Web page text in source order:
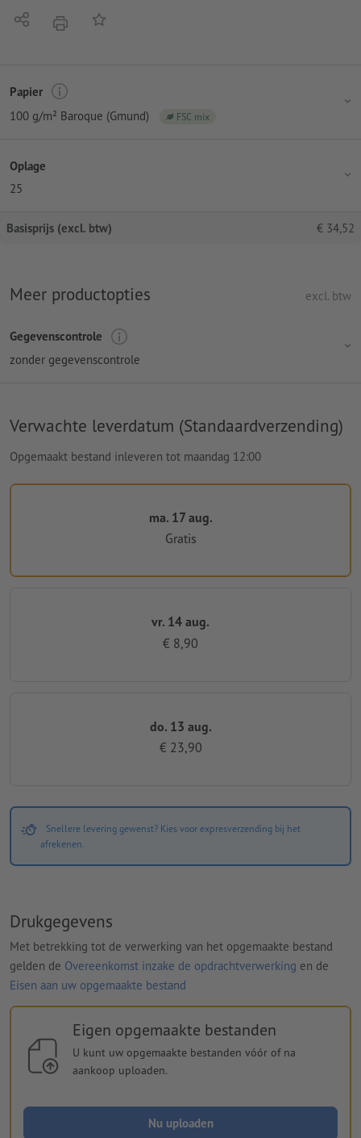
Delen afdrukkenOp de lijst
Papier
100 g/m² Baroque (Gmund)
FSC mix
Oplage
25
Basisprijs (excl. btw) € 34,52
Meer productopties excl. btw
Gegevenscontrole
zonder gegevenscontrole
Verwachte leverdatum (Standaardverzending)
Opgemaakt bestand inleveren tot maandag 12:00
ma. 17 aug.
Gratis
vr. 14 aug.
€ 8,90
do. 13 aug.
€ 23,90
Snellere levering gewenst? Kies voor expresverzending bij het
afrekenen.
Drukgegevens
Met betrekking tot de verwerking van het opgemaakte bestand
gelden de Overeenkomst inzake de opdrachtverwerking en de
Eisen aan uw opgemaakte bestand
Eigen opgemaakte bestanden
U kunt uw opgemaakte bestanden vóór of na
aankoop uploaden.
Nu uploaden